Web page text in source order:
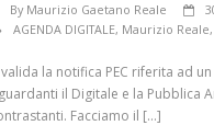
By Maurizio Gaetano Reale
AGENDA DIGITALE, Maurizio Reale,
valida la notifica PEC riferita ad
il Digitale e la Pubblica
Facciamo il […]